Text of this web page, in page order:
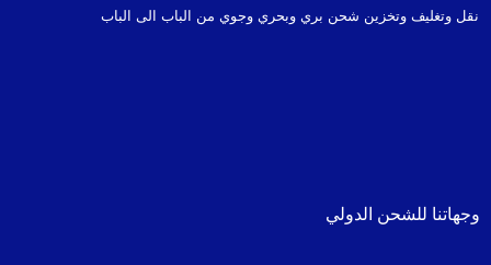
نقل وتغليف وتخزين شحن بري وبحري وجوي من الباب الى الباب
وجهاتنا للشحن الدولي